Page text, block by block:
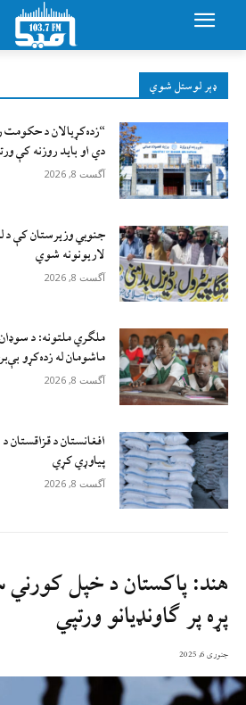
ډېر لوستل شوي
“زده‌کړيالان د حکومت
دي او بايد روزنه کې
آگست 8, 2026
جنوبي وزیرستان کې د
لاريونونه شوي
آگست 8, 2026
ماشومان له زده‌کړو
آگست 8, 2026
افغانستان د قزاقستان
پیاوړي کړي
آگست 8, 2026
هند: پاکستان د خپل
پړه پر ګاونډيانو ورتپي
جنوری 6, 2025